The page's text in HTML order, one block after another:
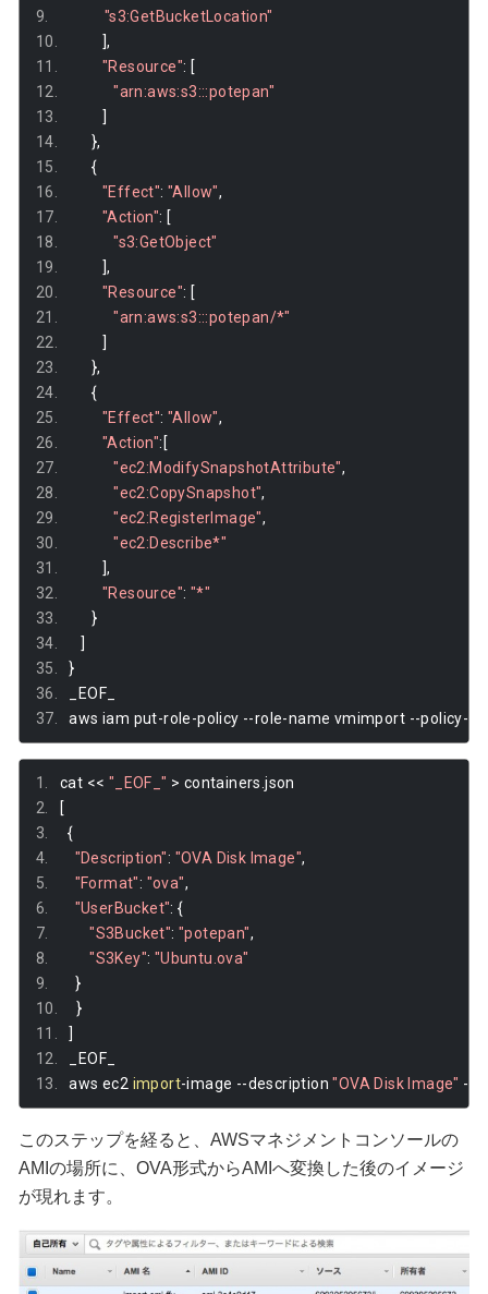
"s3:GetBucketLocation"
],
"Resource": [
"arn:aws:s3:::potepan"
]
},
{
"Effect": "Allow",
"Action": [
"s3:GetObject"
],
"Resource": [
"arn:aws:s3:::potepan/*"
]
},
{
"Effect": "Allow",
"Action":[
"ec2:ModifySnapshotAttribute",
"ec2:CopySnapshot",
"ec2:RegisterImage",
"ec2:Describe*"
],
"Resource": "*"
}
]
}
_EOF_
aws iam put-role-policy --role-name vmimport --policy-
cat << "_EOF_" > containers .json
[
{
"Description": "OVA Disk Image",
"Format": "ova",
"UserBucket": {
"S3Bucket": "potepan",
"S3Key": "Ubuntu.ova"
}
}
]
_EOF_
aws ec2 import-image --description "OVA Disk Image" --
このステップを経ると、AWSマネジメントコンソールの
AMIの場所に、OVA形式からAMIへ変換した後のイメージ
が現れます。